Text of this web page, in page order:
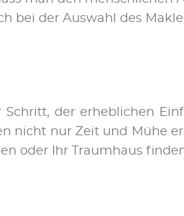
bei der Aus­wahl des
der er­heb­li­chen
nicht nur Zeit und Mü­he
oder Ihr Traum­haus